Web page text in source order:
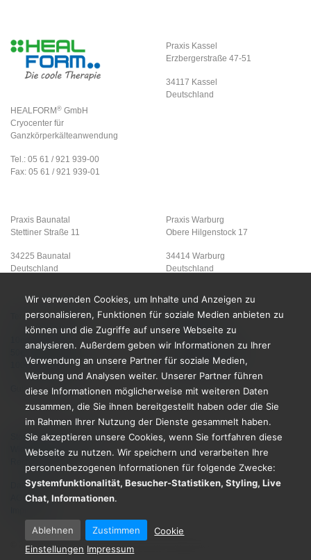
HEALFORM ® GmbH
Cryocenter für
Ganzkörperkälteanwendung
Tel.: 05 61 / 921 939-00
Fax: 05 61 / 921 939-01
Praxis Kassel
Erzbergerstraße 47-51
34117 Kassel
Deutschland
Praxis Baunatal
Stettiner Straße 11
34225 Baunatal
Deutschland
Praxis Warburg
Obere Hilgenstock 17
34414 Warburg
Deutschland
Termine vereinbaren
10er Karte kaufen
50er Karte kaufen
100er Karte kaufen
Gutschein kaufen
Healform.de
Kontakt (E-Mail)
Produkt-Updates
Stornierungsbedingungen
Widerrufsrecht
Rechtliche Hinweise
Datenschutz
AGB
© 2026 HEALFORM ® GmbH. Alle Rechte vorbehalten.
Wir verwenden Cookies, um Inhalte und Anzeigen zu
personalisieren, Funktionen für soziale Medien anbieten zu
können und die Zugriffe auf unsere Webseite zu
analysieren. Außerdem geben wir Informationen zu Ihrer
Verwendung an unsere Partner für soziale Medien,
Werbung und Analysen weiter. Unserer Partner führen
diese Informationen möglicherweise mit weiteren Daten
zusammen, die Sie ihnen bereitgestellt haben oder die Sie
im Rahmen Ihrer Nutzung der Dienste gesammelt haben.
Sie akzeptieren unsere Cookies, wenn Sie fortfahren diese
Webseite zu nutzen. Wir speichern und verarbeiten Ihre
personenbezogenen Informationen für folgende Zwecke:
Systemfunktionalität, Besucher-Statistiken, Styling, Live
Chat, Informationen.
Ablehnen Zustimmen
Cookie
Einstellungen Impressum